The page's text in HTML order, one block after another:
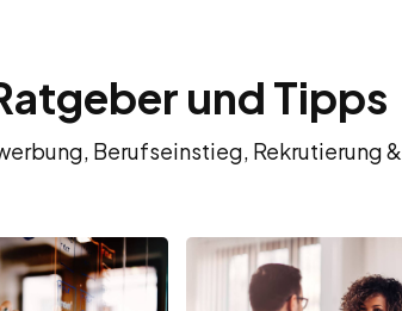
und Tipps
Berufseinstieg, Rekrutierung